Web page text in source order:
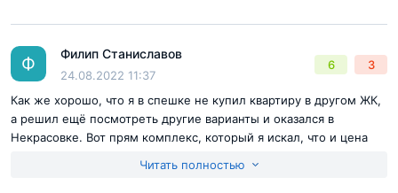
Согласен справилами публикациина сайте
Отправить комментарий
метро, застройщик дск-1
Ответ на отзыв @Мишка Матвеев
Ф Филип Станиславов
24.08.2022 11:37
6 3
Как же хорошо, что я в спешке не купил квартиру в другом ЖК,
а решил ещё посмотреть другие варианты и оказался в
Некрасовке. Вот прям комплекс, который я искал, что и цена
дома сданы уже и заселены, здесь я вижу сразу 2 плюсы: нету
Читать полностью